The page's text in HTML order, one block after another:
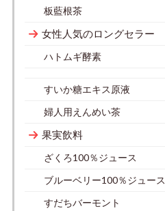
板藍根茶
女性人気のロングセラー
ハトムギ酵素
すいか糖エキス原液
婦人用えんめい茶
果実飲料
ざくろ100％ジュース
ブルーベリー100％ジュース
すだちバーモント